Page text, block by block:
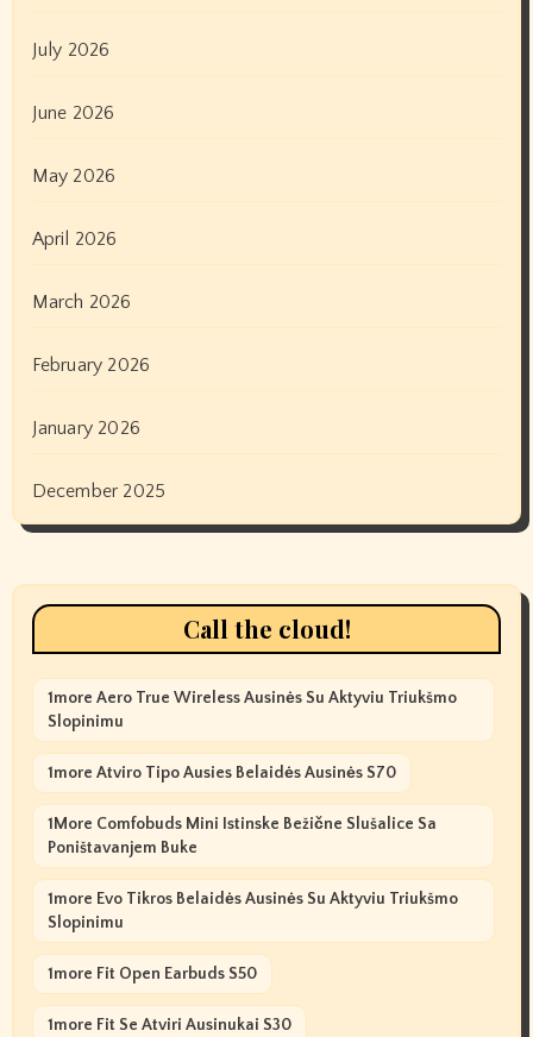
July 2026
June 2026
May 2026
April 2026
March 2026
February 2026
January 2026
December 2025
Call the cloud!
1more Aero True Wireless Ausinės Su Aktyviu Triukšmo
Slopinimu
1more Atviro Tipo Ausies Belaidės Ausinės S70
1More Comfobuds Mini Istinske Bežične Slušalice Sa
Poništavanjem Buke
1more Evo Tikros Belaidės Ausinės Su Aktyviu Triukšmo
Slopinimu
1more Fit Open Earbuds S50
1more Fit Se Atviri Ausinukai S30